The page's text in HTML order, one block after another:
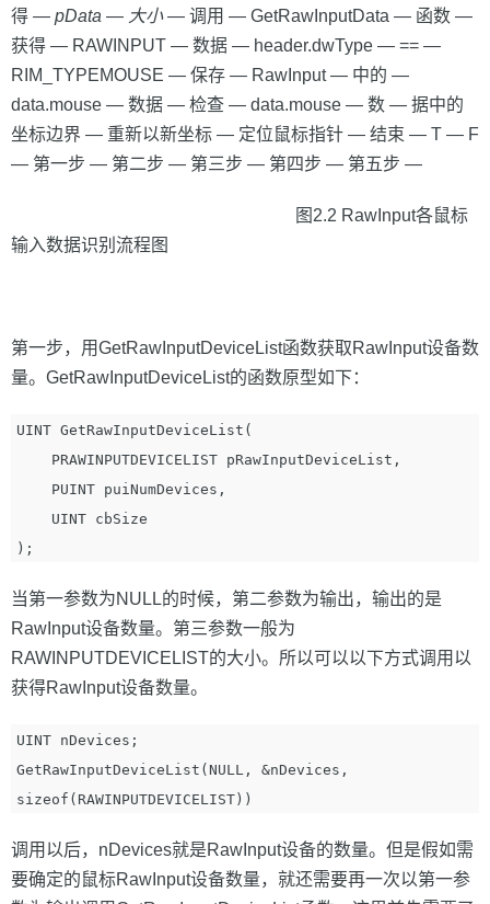
得 — pData — 大小— 调用 — GetRawInputData — 函数 —
获得 — RAWINPUT — 数据 — header.dwType — == —
RIM_TYPEMOUSE — 保存 — RawInput — 中的 —
data.mouse — 数据 — 检查 — data.mouse — 数 — 据中的
坐标边界 — 重新以新坐标 — 定位鼠标指针 — 结束 — T — F
— 第一步 — 第二步 — 第三步 — 第四步 — 第五步 —
图2.2 RawInput各鼠标
输入数据识别流程图
第一步，用GetRawInputDeviceList函数获取RawInput设备数
量。GetRawInputDeviceList的函数原型如下：
UINT GetRawInputDeviceList(
PRAWINPUTDEVICELIST pRawInputDeviceList,
PUINT puiNumDevices,
UINT cbSize
当第一参数为NULL的时候，第二参数为输出，输出的是
RawInput设备数量。第三参数一般为
RAWINPUTDEVICELIST的大小。所以可以以下方式调用以
获得RawInput设备数量。
UINT nDevices;
GetRawInputDeviceList(NULL, &nDevices,
调用以后，nDevices就是RawInput设备的数量。但是假如需
要确定的鼠标RawInput设备数量，就还需要再一次以第一参